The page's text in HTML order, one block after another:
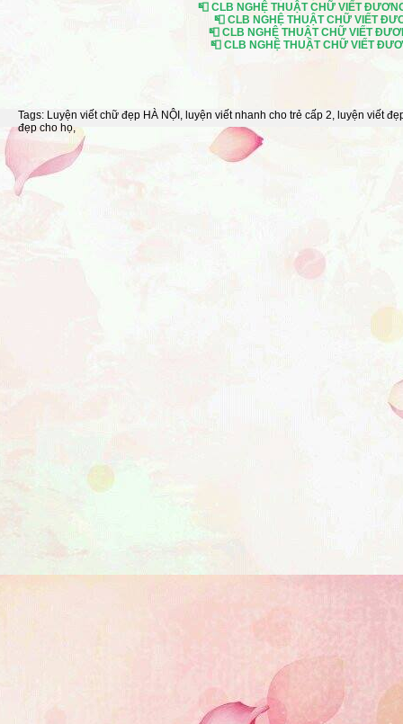
📮 CLB NGHỆ THUẬT CHỮ VIẾT
📮 CLB NGHỆ THUẬT CHỮ VIẾT
📮 CLB NGHỆ THUẬT CHỮ VIẾT
📮 CLB NGHỆ THUẬT CHỮ VIẾT
Tags: Luyện viết chữ đẹp HÀ NỘI , luyện viết nhanh cho trẻ cấp 2, luyện viết
đẹp cho họ,